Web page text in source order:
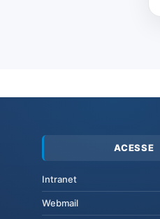
ACESSE
Intranet
Webmail